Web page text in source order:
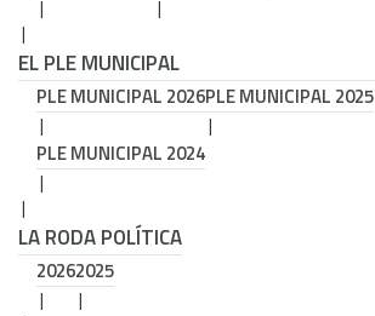
EL PLE MUNICIPAL
PLE MUNICIPAL 2026PLE MUNICIPAL 2025
PLE MUNICIPAL 2024
LA RODA POLÍTICA
20262025